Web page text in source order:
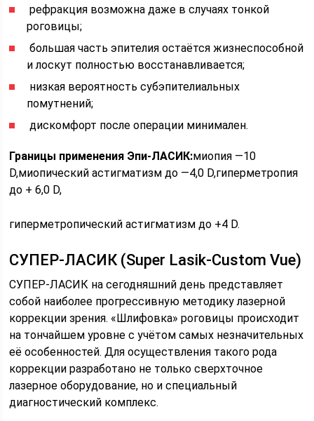
​ рефракция возможна даже в случаях тонкой
роговицы;
​ большая часть эпителия остаётся жизнеспособной
и лоскут полностью восстанавливается;
​ низкая вероятность субэпителиальных
помутнений;
​ дискомфорт после операции минимален.
Границы применения Эпи-ЛАСИК:миопия —10
D,миопический астигматизм до —4,0 D,гиперметропия
до + 6,0 D,
гиперметропический астигматизм до +4 D.
СУПЕР-ЛАСИК (Super Lasik-Custom Vue)
СУПЕР-ЛАСИК на сегодняшний день представляет
собой наиболее прогрессивную методику лазерной
коррекции зрения. «Шлифовка» роговицы происходит
на тончайшем уровне с учётом самых незначительных
её особенностей. Для осуществления такого рода
коррекции разработано не только сверхточное
лазерное оборудование, но и специальный
диагностический комплекс.